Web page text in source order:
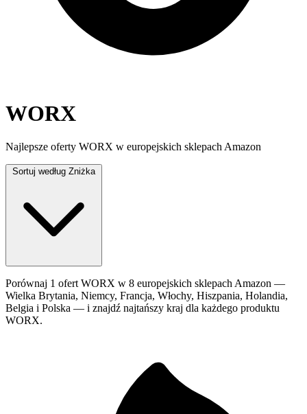
WORX
Najlepsze oferty WORX w europejskich sklepach Amazon
Sortuj według Zniżka
Porównaj 1 ofert WORX w 8 europejskich sklepach Amazon —
Wielka Brytania, Niemcy, Francja, Włochy, Hiszpania, Holandia,
Belgia i Polska — i znajdź najtańszy kraj dla każdego produktu
WORX.